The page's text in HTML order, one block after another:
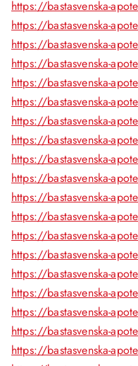
https://bastasvenska-
https://bastasvenska-
https://bastasvenska-
https://bastasvenska-
https://bastasvenska-
https://bastasvenska-
https://bastasvenska-
https://bastasvenska-
https://bastasvenska-
https://bastasvenska-
https://bastasvenska-
https://bastasvenska-
https://bastasvenska-
https://bastasvenska-
https://bastasvenska-
https://bastasvenska-
https://bastasvenska-
https://bastasvenska-
https://bastasvenska-